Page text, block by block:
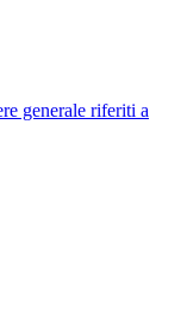
generale riferiti a